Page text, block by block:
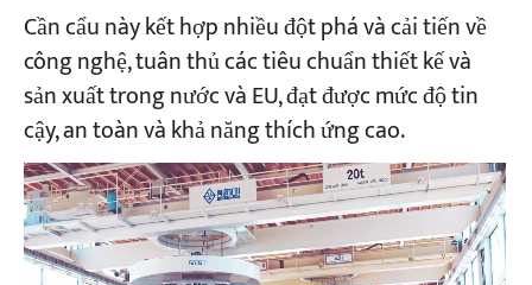
Dự án
Blog
Tin tức
Các ứng dụng
Về chúng tôi
Liên hệ chúng tôi
Cần cẩu này kết hợp nhiều đột phá và cải tiến về
công nghệ, tuân thủ các tiêu chuẩn thiết kế và
sản xuất trong nước và EU, đạt được mức độ tin
cậy, an toàn và khả năng thích ứng cao.